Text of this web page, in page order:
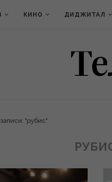
КИНО ДИДЖИТАЛ
"рубис"